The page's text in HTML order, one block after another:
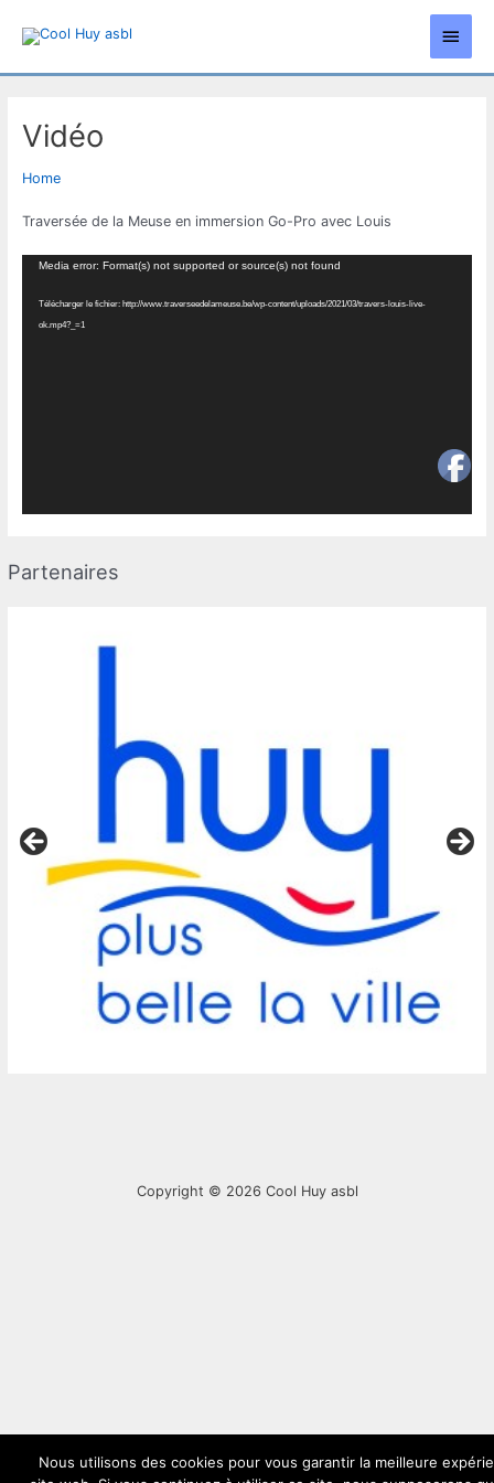
Menu
Partenaires
Vidéo
Home
Traversée de la Meuse en immersion Go-Pro avec Louis
Lecteur
Media error: Format(s) not supported or source(s) not found
Télécharger le fichier: http://www.traverseedelameuse.be/wp-content/uploads/2021/03/travers-louis-live-
ok.mp4?_=1
Copyright © 2026 Cool Huy asbl
Nous utilisons des cookies pour vous garantir la meilleure